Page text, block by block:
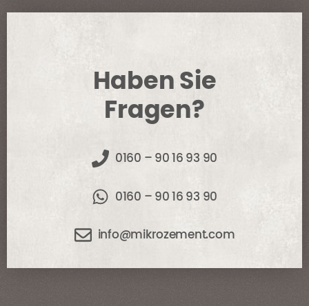
Haben Sie
Fragen?
0160 – 90 16 93 90
0160 – 90 16 93 90
info@mikrozement.com